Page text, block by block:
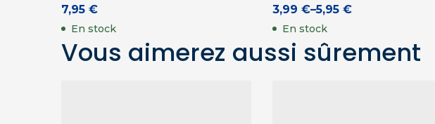
7,95 €
En stock
3,99 €–5,95 €
En stock
Vous aimerez aussi sûrement